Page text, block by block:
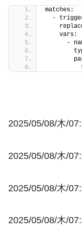
matches:
-
    vars:
-
2025/05/08/木/
2025/05/08/木/
2025/05/08/木/
2025/05/08/木/